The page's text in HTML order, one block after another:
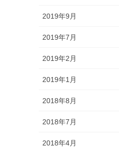
2019年9月
2019年7月
2019年2月
2019年1月
2018年8月
2018年7月
2018年4月